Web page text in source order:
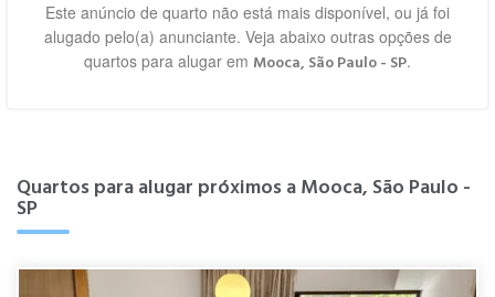
Este anúncio de quarto não está mais disponível, ou já foi
alugado pelo(a) anunciante. Veja abaixo outras opções de
quartos para alugar em Mooca, São Paulo - SP.
Quartos para alugar próximos a Mooca, São Paulo -
SP